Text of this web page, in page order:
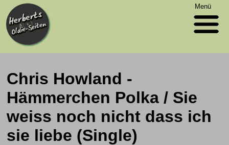
Menü
Chris Howland -
Hämmerchen Polka / Sie
weiss noch nicht dass ich
sie liebe (Single)